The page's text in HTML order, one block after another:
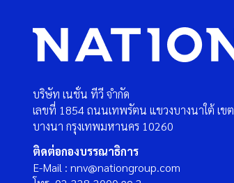
บริษัท เนชั่น ทีวี จำกัด
เลขที่ 1854 ถนนเทพรัตน แขวงบางนาใต้ เขต
บางนา กรุงเทพมหานคร 10260
ติดต่อกองบรรณาธิการ
E-Mail : nnv@nationgroup.com